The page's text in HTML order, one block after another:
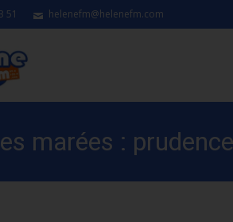
51 helenefm@helenefm.com
marées :